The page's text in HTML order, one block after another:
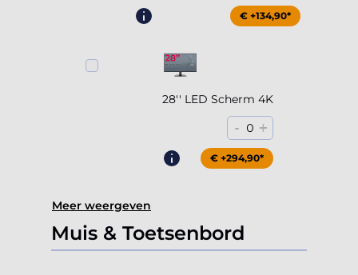
€ +204,90*
€ +134,90*
28'' LED Scherm 4K
- 0 +
€ +294,90*
Meer weergeven
Muis & Toetsenbord